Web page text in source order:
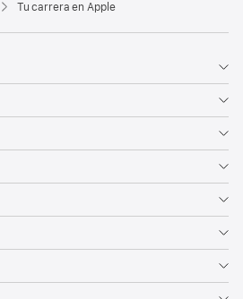
Tu carrera en Apple